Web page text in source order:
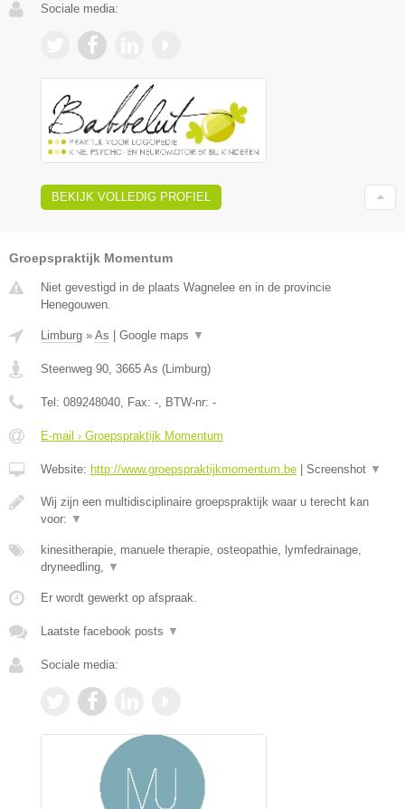
Sociale media:
BEKIJK VOLLEDIG PROFIEL
Groepspraktijk Momentum
Niet gevestigd in de plaats Wagnelee en in de provincie
Henegouwen.
Limburg » As Google maps ▼
Steenweg 90, 3665 As (Limburg)
Tel: 089248040, Fax: -, BTW-nr: -
E-mail › Groepspraktijk Momentum
Website: http://www.groepspraktijkmomentum.be Screenshot ▼
Wij zijn een multidisciplinaire groepspraktijk waar u terecht kan
voor: ▼
kinesitherapie, manuele therapie, osteopathie, lymfedrainage,
dryneedling, ▼
Er wordt gewerkt op afspraak.
Laatste facebook posts ▼
Sociale media: